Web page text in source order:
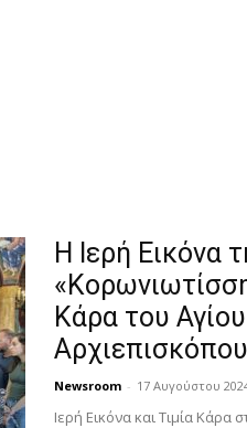
Η Ιερή Εικόνα
Κάρα του
Newsroom - 17 Αυγούστου
Ιερή Εικόνα και Τιμία